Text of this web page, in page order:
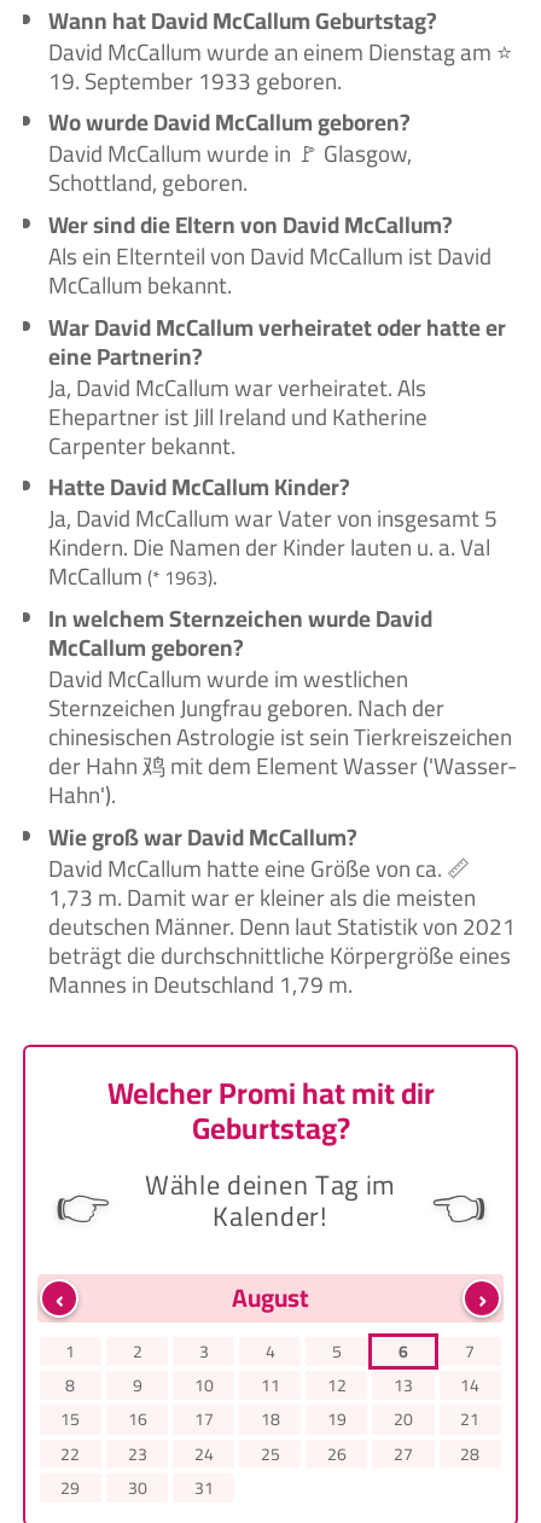
Wann hat David McCallum Geburtstag?
David McCallum wurde an einem Dienstag am ⭐
19. September 1933 geboren.
Wo wurde David McCallum geboren?
David McCallum wurde in 🚩 Glasgow,
Schottland, geboren.
Wer sind die Eltern von David McCallum?
Als ein Elternteil von David McCallum ist David
McCallum bekannt.
War David McCallum verheiratet oder hatte er
eine Partnerin?
Ja, David McCallum war verheiratet. Als
Ehepartner ist Jill Ireland und Katherine
Carpenter bekannt.
Hatte David McCallum Kinder?
Ja, David McCallum war Vater von insgesamt 5
Kindern. Die Namen der Kinder lauten u. a. Val
McCallum(* 1963).
In welchem Sternzeichen wurde David
McCallum geboren?
David McCallum wurde im westlichen
Sternzeichen Jungfrau geboren. Nach der
chinesischen Astrologie ist sein Tierkreiszeichen
der Hahn 鸡 mit dem Element Wasser ('Wasser-
Hahn').
Wie groß war David McCallum?
David McCallum hatte eine Größe von ca. 📏
1,73 m. Damit war er kleiner als die meisten
deutschen Männer. Denn laut Statistik von 2021
beträgt die durchschnittliche Körpergröße eines
Mannes in Deutschland 1,79 m.
Welcher Promi hat mit dir
Geburtstag?
👉 Wähle deinen Tag im
Kalender! 👈
‹ ›
August
1 2 3 4 5 6
7
8
9 10 11 12 13
14
15
16 17 18 19 20
21
22
23 24 25 26 27
28
29
30 31